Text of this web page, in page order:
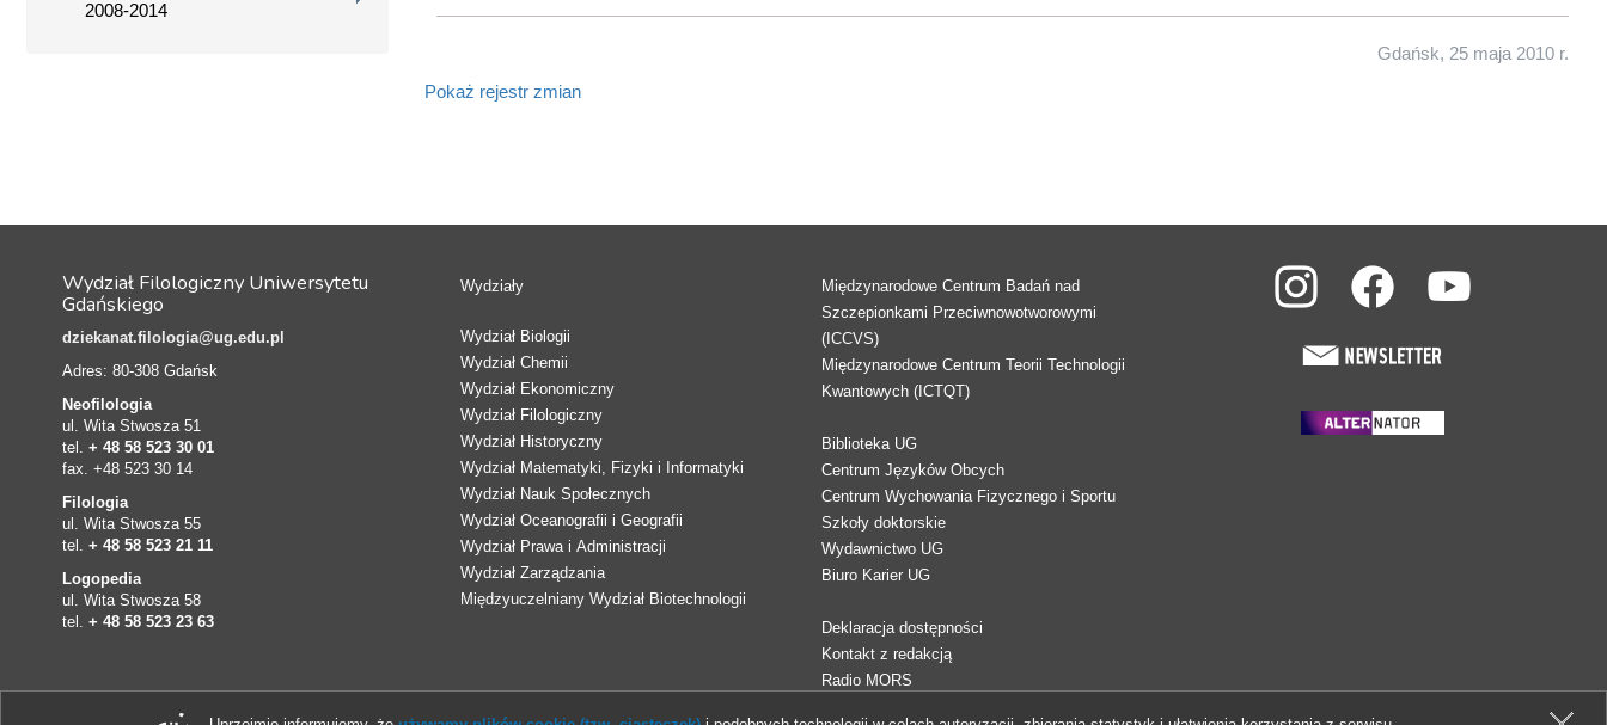
2008-2014
Gdańsk, 25 maja 2010 r.
Pokaż rejestr zmian
Wydział Filologiczny Uniwersytetu
Gdańskiego
dziekanat.filologia@ug.edu.pl
Adres: 80-308 Gdańsk
Neofilologia
ul. Wita Stwosza 51
tel. + 48 58 523 30 01
fax. +48 523 30 14
Filologia
ul. Wita Stwosza 55
tel. + 48 58 523 21 11
Logopedia
ul. Wita Stwosza 58
tel. + 48 58 523 23 63
Wydziały
Wydział Biologii
Wydział Chemii
Wydział Ekonomiczny
Wydział Filologiczny
Wydział Historyczny
Wydział Matematyki, Fizyki i Informatyki
Wydział Nauk Społecznych
Wydział Oceanografii i Geografii
Wydział Prawa i Administracji
Wydział Zarządzania
Międzyuczelniany Wydział Biotechnologii
Międzynarodowe Centrum Badań nad
Szczepionkami Przeciwnowotworowymi
(ICCVS)
Międzynarodowe Centrum Teorii Technologii
Kwantowych (ICTQT)
Biblioteka UG
Centrum Języków Obcych
Centrum Wychowania Fizycznego i Sportu
Szkoły doktorskie
Wydawnictwo UG
Biuro Karier UG
Deklaracja dostępności
Kontakt z redakcją
Radio MORS